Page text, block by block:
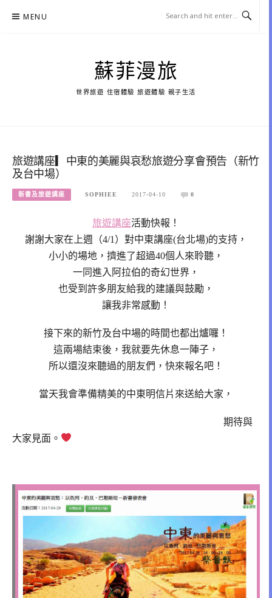
MENU
蘇菲漫旅
世界旅遊 住宿體驗 旅遊體驗 親子生活
旅遊講座▎中東的美麗與哀愁旅遊分享會預告（新竹
及台中場）
新書及旅遊講座 SOPHIEE 2017-04-10 0
旅遊講座活動快報！
謝謝大家在上週（4/1）對中東講座(台北場)的支持，
小小的場地，擠進了超過40個人來聆聽，
一同進入阿拉伯的奇幻世界，
也受到許多朋友給我的建議與鼓勵，
讓我非常感動！
接下來的新竹及台中場的時間也都出爐囉！
這兩場結束後，我就要先休息一陣子，
所以還沒來聽過的朋友們，快來報名吧！
當天我會準備精美的中東明信片來送給大家，
期待與
大家見面。